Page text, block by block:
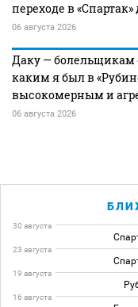
переходе в
06 августа 2026
Даку — болельщикам
каким я был в
высокомерным и
06 августа 2026
30 августа
23 августа
19 августа
16 августа